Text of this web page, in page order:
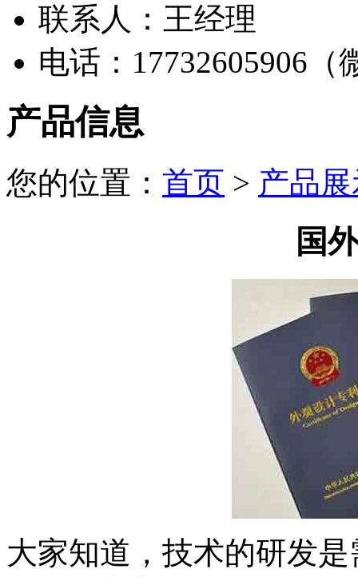
联系人：王经理
电话：17732605906（
产品信息
您的位置： 首页 > 产品
国
大家知道，技术的研发